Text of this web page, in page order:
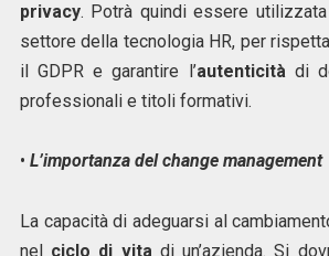
privacy. Potrà quindi essere
settore della tecnologia HR, per
il GDPR e garantire l’autenticitàdi
professionali e titoli formativi.
• L’importanza del change management
La capacità di adeguarsi al
nel ciclo di vita di un’azienda. Si